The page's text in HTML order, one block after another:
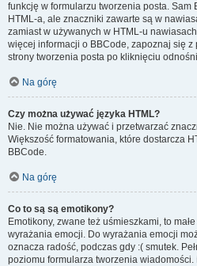
funkcję w formularzu tworzenia posta. Sam
HTML-a, ale znaczniki zawarte są w
zamiast w używanych w HTML-u
więcej informacji o BBCode, zapoznaj się
strony tworzenia posta po kliknięciu
Na górę
Czy można używać języka HTML?
Nie. Nie można używać i przetwarzać
Większość formatowania, które dostarcza
BBCode.
Na górę
Co to są są emotikony?
Emotikony, zwane też uśmieszkami, to
wyrażania emocji. Do wyrażania emocji
oznacza radość, podczas gdy :( smutek.
poziomu formularza tworzenia